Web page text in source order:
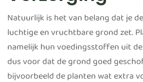
Natuurlijk is het van belang dat je
luchtige en vruchtbare grond zet.
namelijk hun voedingsstoffen uit
dus voor dat de grond goed